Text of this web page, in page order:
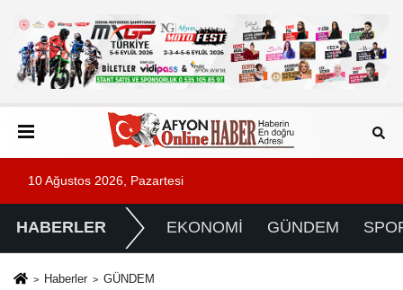
10 Ağustos 2026, Pazartesi
HABERLER EKONOMİ GÜNDEM
Haberler GÜNDEM